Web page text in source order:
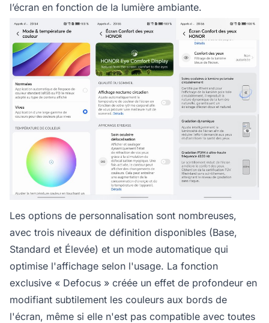
l’écran en fonction de la lumière ambiante.
Les options de personnalisation sont nombreuses,
avec trois niveaux de définition disponibles (Base,
Standard et Élevée) et un mode automatique qui
optimise l'affichage selon l'usage. La fonction
exclusive « Defocus » créée un effet de profondeur en
modifiant subtilement les couleurs aux bords de
l'écran, même si elle n'est pas compatible avec toutes